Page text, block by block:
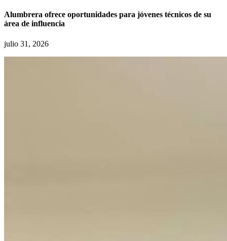
Alumbrera ofrece oportunidades para jóvenes técnicos de su
área de influencia
julio 31, 2026